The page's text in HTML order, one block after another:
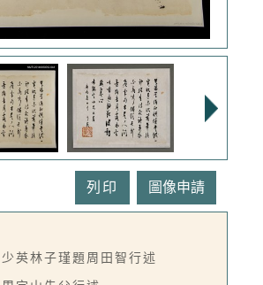
列印
少英林子瑾題周田智行述